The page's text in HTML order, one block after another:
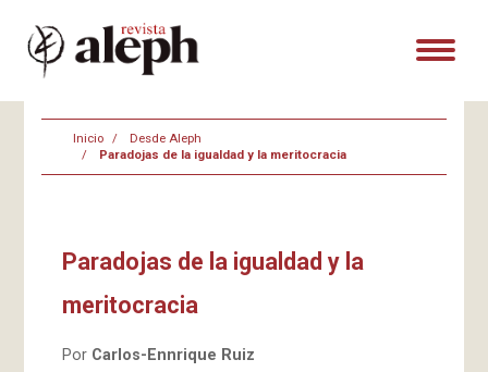
Inicio
Desde Aleph
Paradojas de la igualdad y la meritocracia
Paradojas de la igualdad y la
meritocracia
Por Carlos-Ennrique Ruiz